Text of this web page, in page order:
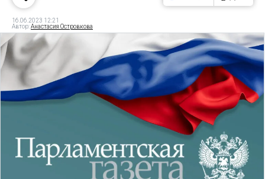
16.06.2023 12:21
Автор:Анастасия Островкова